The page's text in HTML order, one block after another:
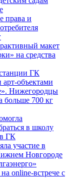
права и
макет
на средства
ГК
арт-объектами
Нижегородцы
больше 700 кг
в школу
ГК
участие в
Новгороде
online-встрече с